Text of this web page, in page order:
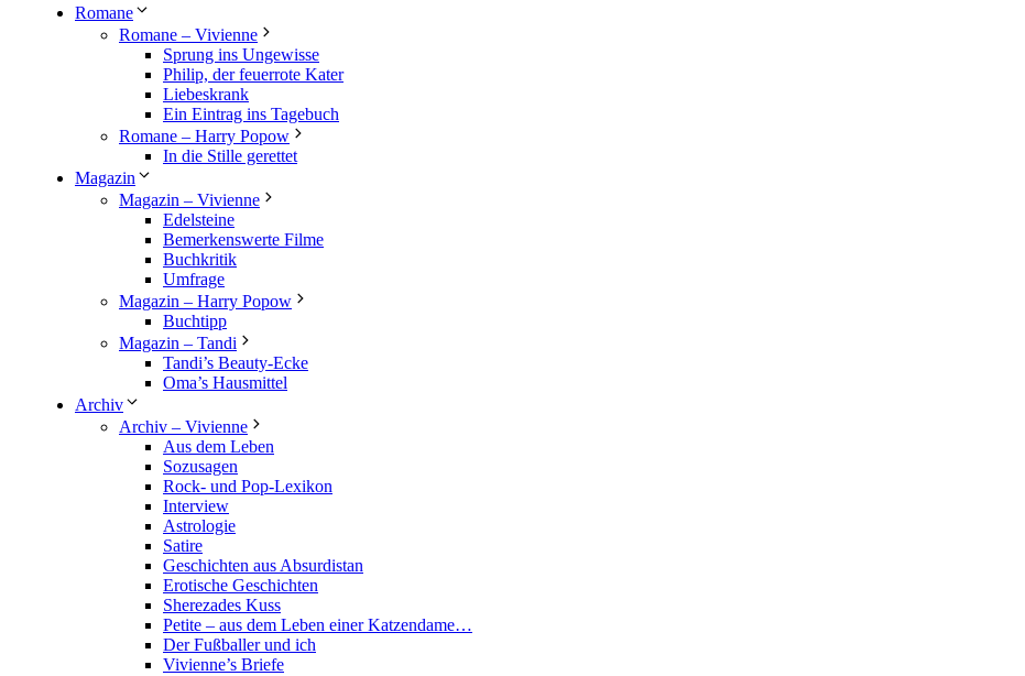
Romane
Romane – Vivienne
Sprung ins Ungewisse
Philip, der feuerrote Kater
Liebeskrank
Ein Eintrag ins Tagebuch
Romane – Harry Popow
In die Stille gerettet
Magazin
Magazin – Vivienne
Edelsteine
Bemerkenswerte Filme
Buchkritik
Umfrage
Magazin – Harry Popow
Buchtipp
Magazin – Tandi
Tandi’s Beauty-Ecke
Oma’s Hausmittel
Archiv
Archiv – Vivienne
Aus dem Leben
Sozusagen
Rock- und Pop-Lexikon
Interview
Astrologie
Satire
Geschichten aus Absurdistan
Erotische Geschichten
Sherezades Kuss
Petite – aus dem Leben einer Katzendame…
Der Fußballer und ich
Vivienne’s Briefe